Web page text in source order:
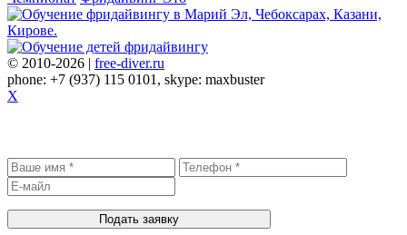
© 2010-2026 | free-diver.ru
phone: +7 (937) 115 0101, skype: maxbuster
X